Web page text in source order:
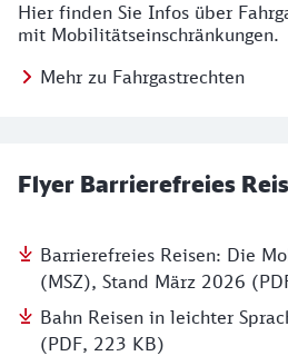
Hier finden Sie Infos über
mit Mobilitätseinschränkungen.
Mehr zu Fahrgastrechten
Flyer Barrierefreies
Barrierefreies Reisen: Die
(MSZ), Stand März 2026
Bahn Reisen in leichter
(PDF, 223 KB)